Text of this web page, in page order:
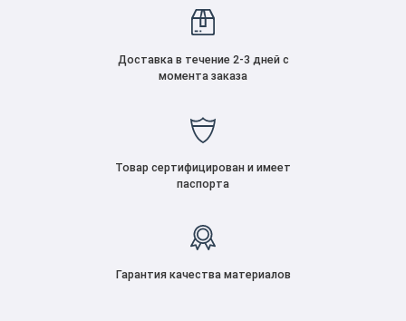
Доставка в течение 2-3 дней с
момента заказа
Товар сертифицирован и имеет
паспорта
Гарантия качества материалов